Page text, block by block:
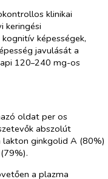
klinikai
keringési
képességek,
javulását a
120–240 mg-os
oldat per os
abszolút
lakton ginkgolid A (80%)
a plazma